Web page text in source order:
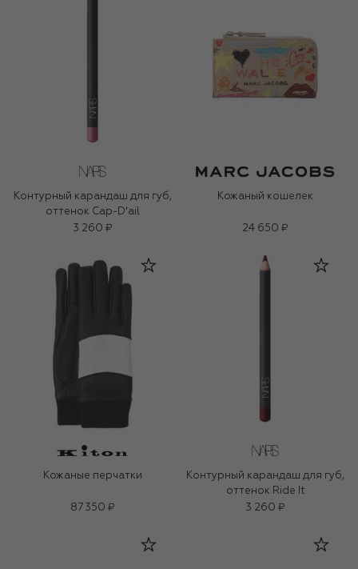
Контурный карандаш для губ,
оттенок Cap-D'ail
3 260 ₽
Кожаный кошелек
24 650 ₽
Кожаные перчатки
87 350 ₽
Контурный карандаш для губ,
оттенок Ride It
3 260 ₽